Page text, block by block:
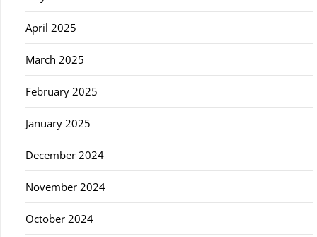
April 2025
March 2025
February 2025
January 2025
December 2024
November 2024
October 2024